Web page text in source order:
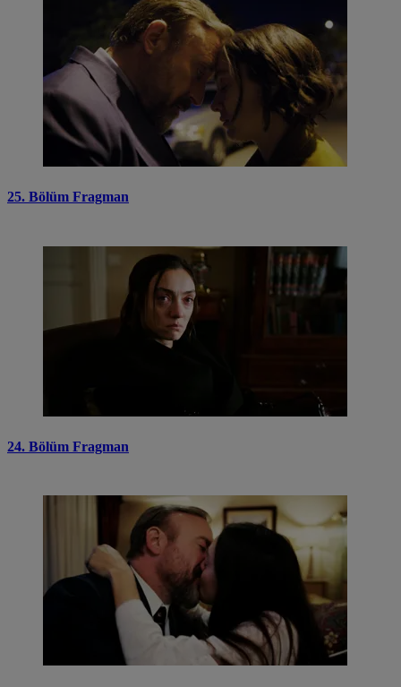
25. Bölüm Fragman
24. Bölüm Fragman